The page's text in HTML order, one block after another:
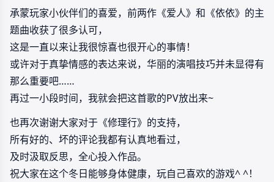
承蒙玩家小伙伴们的喜爱，前两作《爱人》和《依依》的主
题曲收获了很多认可，
这是一直以来让我很惊喜也很开心的事情！
或许对于真挚情感的表达来说，华丽的演唱技巧并未显得有
那么重要吧……
再过一小段时间，我就会把这首歌的PV放出来~
也再次谢谢大家对于《修理行》的支持，
所有好的、坏的评论我都有认真地看过，
及时汲取反思，全心投入作品。
祝大家在这个冬日能够身体健康，玩自己喜欢的游戏^ ^！